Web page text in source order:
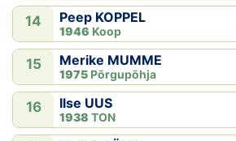
14 Peep KOPPEL
1946 Koop
15 Merike MUMME
1975 Põrgupõhja
16 Ilse UUS
1938 TON